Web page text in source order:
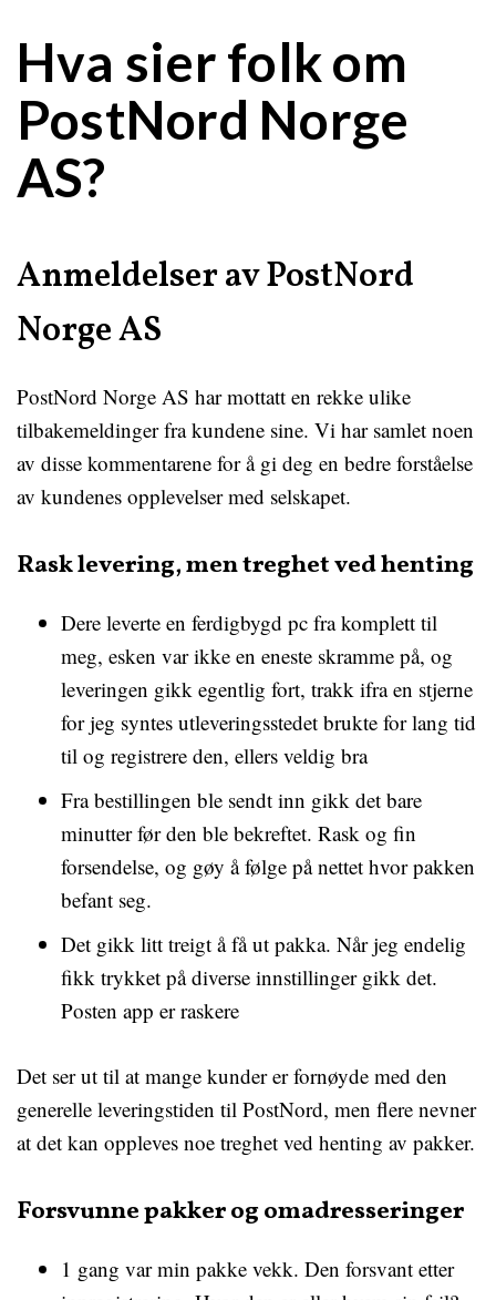
Hva sier folk om
PostNord Norge
AS?
Anmeldelser av PostNord
Norge AS
PostNord Norge AS har mottatt en rekke ulike
tilbakemeldinger fra kundene sine. Vi har samlet noen
av disse kommentarene for å gi deg en bedre forståelse
av kundenes opplevelser med selskapet.
Rask levering, men treghet ved henting
Dere leverte en ferdigbygd pc fra komplett til
meg, esken var ikke en eneste skramme på, og
leveringen gikk egentlig fort, trakk ifra en stjerne
for jeg syntes utleveringsstedet brukte for lang tid
til og registrere den, ellers veldig bra
Fra bestillingen ble sendt inn gikk det bare
minutter før den ble bekreftet. Rask og fin
forsendelse, og gøy å følge på nettet hvor pakken
befant seg.
Det gikk litt treigt å få ut pakka. Når jeg endelig
fikk trykket på diverse innstillinger gikk det.
Posten app er raskere
Det ser ut til at mange kunder er fornøyde med den
generelle leveringstiden til PostNord, men flere nevner
at det kan oppleves noe treghet ved henting av pakker.
Forsvunne pakker og omadresseringer
1 gang var min pakke vekk. Den forsvant etter